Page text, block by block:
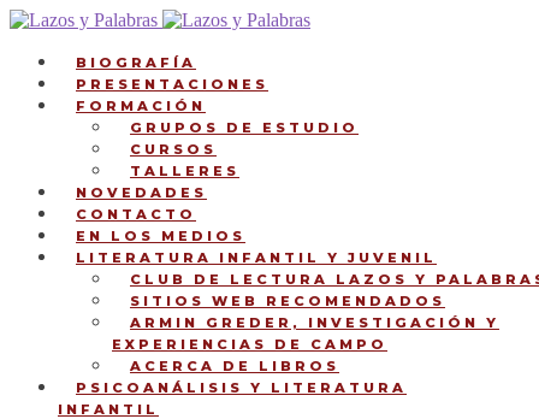
Ir
navegación
Ir
contenidoBIOGRAFÍA
PRESENTACIONES
FORMACIÓN
GRUPOS DE ESTUDIO
CURSOS
TALLERES
NOVEDADES
CONTACTO
EN LOS MEDIOS
LITERATURA INFANTIL Y JUVENIL
CLUB DE LECTURA LAZOS Y
SITIOS WEB RECOMENDADOS
ARMIN GREDER, INVESTIGACIÓN Y
EXPERIENCIAS DE CAMPO
ACERCA DE LIBROS
PSICOANÁLISIS Y LITERATURA
INFANTIL